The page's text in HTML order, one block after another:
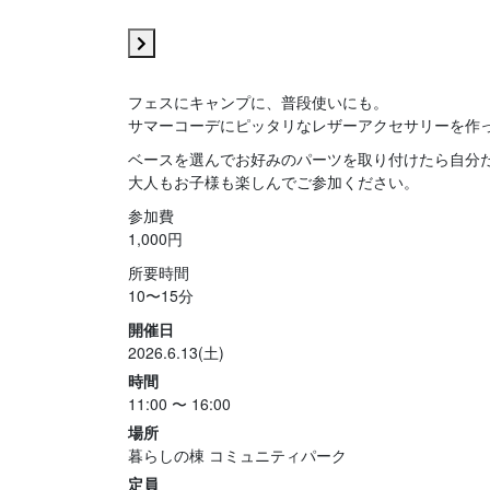
フェスにキャンプに、普段使いにも。
サマーコーデにピッタリなレザーアクセサリーを作
ベースを選んでお好みのパーツを取り付けたら自分
大人もお子様も楽しんでご参加ください。
参加費
1,000円
所要時間
10〜15分
開催日
2026.6.13(土)
時間
11:00 〜 16:00
場所
暮らしの棟 コミュニティパーク
定員